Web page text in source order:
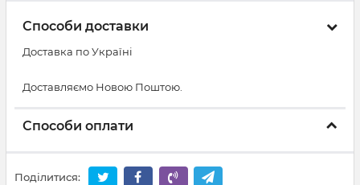
Способи доставки
Доставка по Україні
Доставляємо Новою Поштою.
Способи оплати
Поділитися: